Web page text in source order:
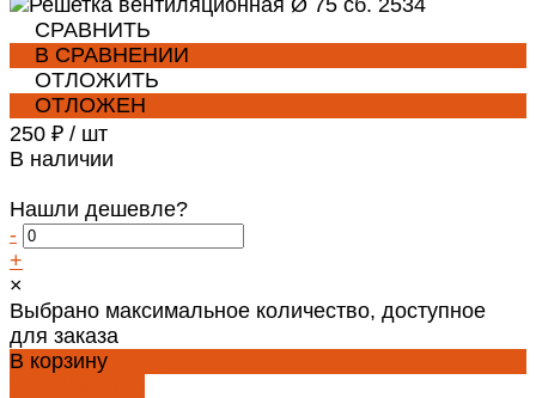
СРАВНИТЬ
В СРАВНЕНИИ
ОТЛОЖИТЬ
ОТЛОЖЕН
250 ₽ / шт
В наличии
Нашли дешевле?
-
+
×
Выбрано максимальное количество, доступное
для заказа
В корзину